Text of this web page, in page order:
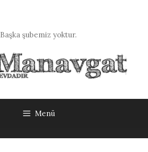
Başka şubemiz yoktur.
Menü